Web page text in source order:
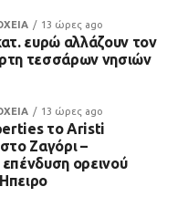
13 ώρες ago
ευρώ αλλάζουν τον
τεσσάρων νησιών
13 ώρες ago
το Aristi
Ζαγόρι –
ορεινού